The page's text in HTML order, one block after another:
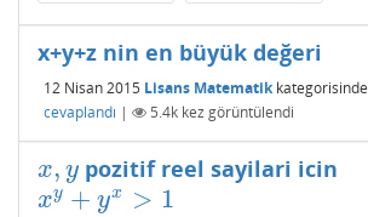
x+y+z nin en büyük değeri
12 Nisan 2015 Lisans Matematikkategorisinde
cevaplandı | 5.4k kez görüntülendi
x, y
x,y pozitif reel sayilari icin
xy + yx > 1
xy+ yx >1